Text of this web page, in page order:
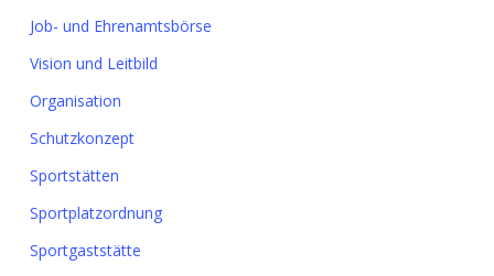
Job- und Ehrenamtsbörse
Vision und Leitbild
Organisation
Schutzkonzept
Sportstätten
Sportplatzordnung
Sportgaststätte